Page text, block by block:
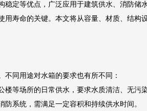
稳定等优点，广泛应用于建筑供水、消防
用寿命的关键。本文将从容量、材质、结
同用途对水箱的要求也有所不同：
等场所的日常供水，要求水质清洁、无污染
系统，需满足一定容积和持续供水时间。